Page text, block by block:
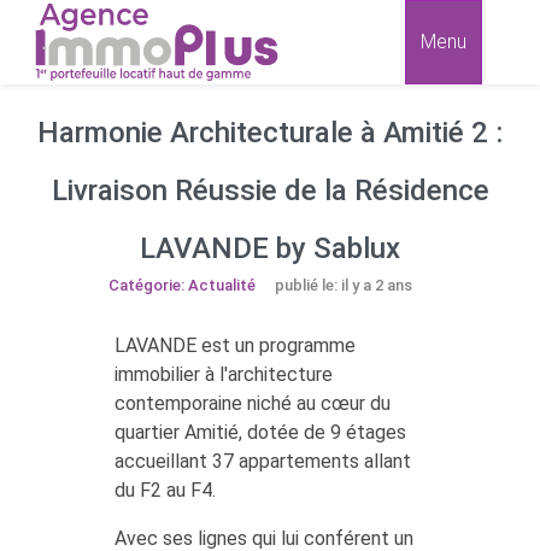
Menu
Harmonie Architecturale à Amitié 2 :
Livraison Réussie de la Résidence
LAVANDE by Sablux
Catégorie: Actualité publié le: il y a 2 ans
LAVANDE est un programme
immobilier à l'architecture
contemporaine niché au cœur du
quartier Amitié, dotée de 9 étages
accueillant 37 appartements allant
du F2 au F4.
Avec ses lignes qui lui conférent un